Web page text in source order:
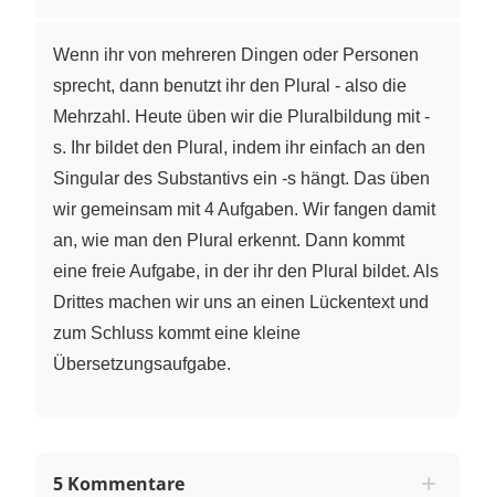
Wenn ihr von mehreren Dingen oder Personen
sprecht, dann benutzt ihr den Plural - also die
Mehrzahl. Heute üben wir die Pluralbildung mit -
s. Ihr bildet den Plural, indem ihr einfach an den
Singular des Substantivs ein -s hängt. Das üben
wir gemeinsam mit 4 Aufgaben. Wir fangen damit
an, wie man den Plural erkennt. Dann kommt
eine freie Aufgabe, in der ihr den Plural bildet. Als
Drittes machen wir uns an einen Lückentext und
zum Schluss kommt eine kleine
Übersetzungsaufgabe.
5 Kommentare